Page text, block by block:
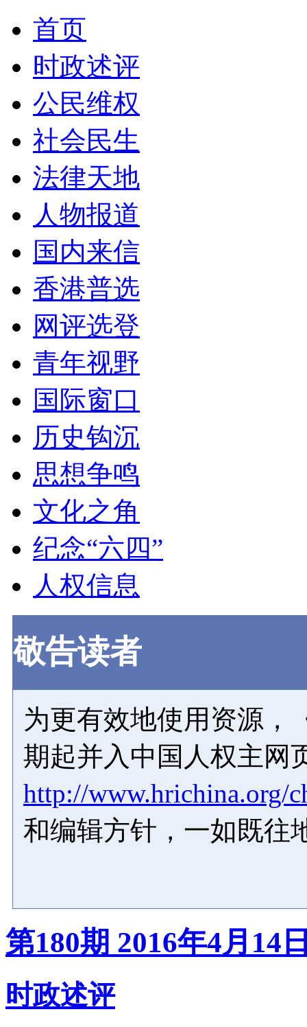
首页
时政述评
公民维权
社会民生
法律天地
人物报道
国内来信
香港普选
网评选登
青年视野
国际窗口
历史钩沉
思想争鸣
文化之角
纪念“六四”
人权信息
敬告读者
为更有效地使用资源，
期起并入中国人权主网
http://www.hrichina.org/
和编辑方针，一如既往
第180期 2016年4月14
时政述评